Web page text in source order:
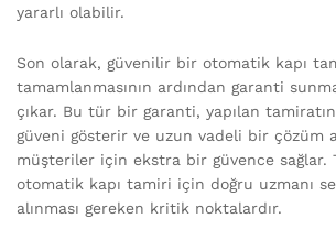
yararlı olabilir.
Son olarak, güvenilir bir otomatik kapı
tamamlanmasının ardından garanti
çıkar. Bu tür bir garanti, yapılan
güveni gösterir ve uzun vadeli bir çözüm
müşteriler için ekstra bir güvence sağlar.
otomatik kapı tamiri için doğru uzmanı
alınması gereken kritik noktalardır.